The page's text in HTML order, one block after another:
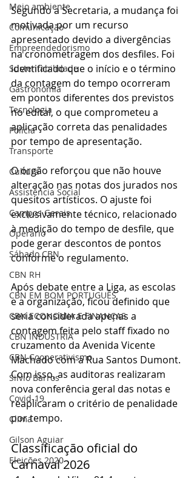
Meio ambiente
Comunicação
Empreendedorismo
Sustentabilidade
Gastronomia
Tecnologia
Polícia
Transporte
Cultura
Assistência Social
Campos Gerais
Operário
Sábado CBN
CBN RH
CBN EM BOM PORTUGUÊS
CBN ECONOMIA E FINANÇAS
CBN INDÚSTRIA
CBN Cooperativismo
Silvio Barros
Covid-19
Clima
Gilson Aguiar
Eleições 2020
Segundo a Secretaria, a mudança foi
motivada por um recurso
apresentado devido a divergências
na cronometragem dos desfiles. Foi
identificado que o início e o término
da contagem do tempo ocorreram
em pontos diferentes dos previstos
no edital, o que comprometeu a
aplicação correta das penalidades
por tempo de apresentação.
O órgão reforçou que não houve
alteração nas notas dos jurados nos
quesitos artísticos. O ajuste foi
exclusivamente técnico, relacionado
à medição do tempo de desfile, que
pode gerar descontos de pontos
conforme o regulamento.
Após debate entre a Liga, as escolas
e a organização, ficou definido que
seria considerada apenas a
contagem feita pelo staff fixado no
cruzamento da Avenida Vicente
Machado com a Rua Santos Dumont.
Com isso, as auditoras realizaram
nova conferência geral das notas e
reaplicaram o critério de penalidade
por tempo.
Classificação oficial do
Carnaval 2026